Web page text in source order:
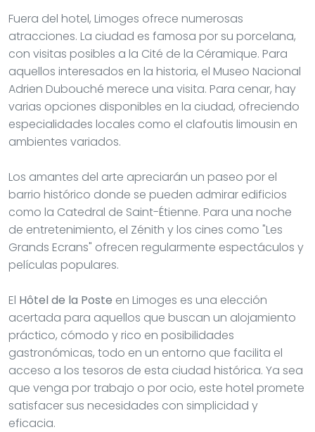
Fuera del hotel, Limoges ofrece numerosas
atracciones. La ciudad es famosa por su porcelana,
con visitas posibles a la Cité de la Céramique. Para
aquellos interesados en la historia, el Museo Nacional
Adrien Dubouché merece una visita. Para cenar, hay
varias opciones disponibles en la ciudad, ofreciendo
especialidades locales como el clafoutis limousin en
ambientes variados.
Los amantes del arte apreciarán un paseo por el
barrio histórico donde se pueden admirar edificios
como la Catedral de Saint-Étienne. Para una noche
de entretenimiento, el Zénith y los cines como "Les
Grands Ecrans" ofrecen regularmente espectáculos y
películas populares.
El Hôtel de la Poste en Limoges es una elección
acertada para aquellos que buscan un alojamiento
práctico, cómodo y rico en posibilidades
gastronómicas, todo en un entorno que facilita el
acceso a los tesoros de esta ciudad histórica. Ya sea
que venga por trabajo o por ocio, este hotel promete
satisfacer sus necesidades con simplicidad y
eficacia.